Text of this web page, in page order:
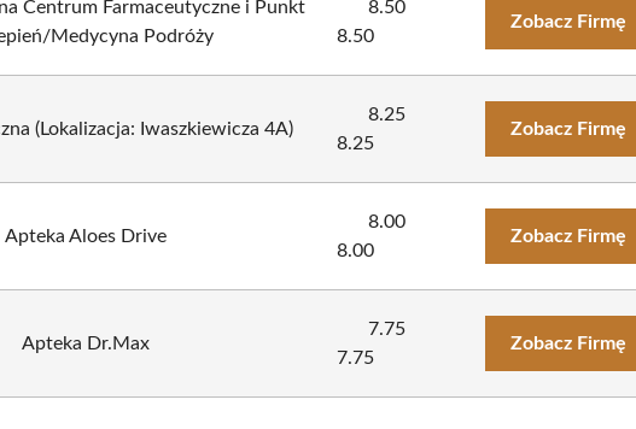
Centrum Farmaceutyczne i Punkt
Medycyna Podróży
8.50
8.50
Zobacz Firmę
(Lokalizacja: Iwaszkiewicza 4A)
8.25
8.25
Zobacz Firmę
Apteka Aloes Drive
8.00
8.00
Zobacz Firmę
Apteka Dr.Max
7.75
7.75
Zobacz Firmę